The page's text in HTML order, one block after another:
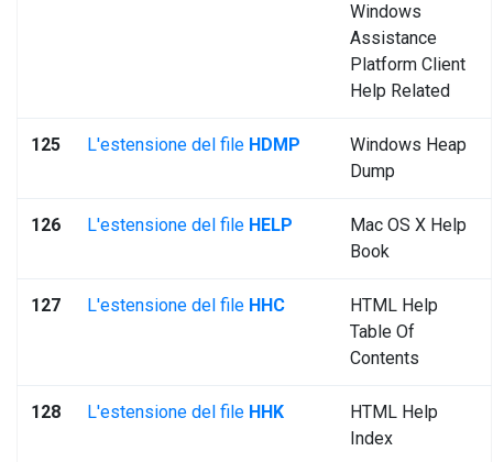
Windows
Assistance
Platform Client
Help Related
125 L'estensione del file HDMP
Windows Heap
Dump
126 L'estensione del file HELP
Mac OS X Help
Book
127 L'estensione del file HHC
HTML Help
Table Of
Contents
128 L'estensione del file HHK
HTML Help
Index